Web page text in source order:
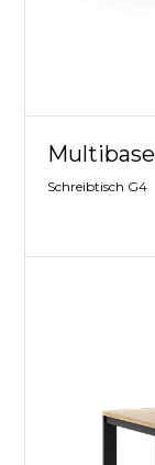
Multibase
Schreibtisch G4